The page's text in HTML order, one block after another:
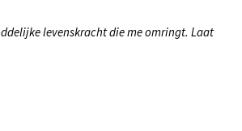
levenskracht die me omringt. Laat